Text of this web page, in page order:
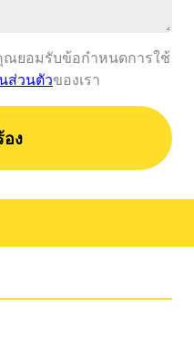
ณยอมรับข้อกำหนดการใช้
ส่วนตัวของเรา
อง